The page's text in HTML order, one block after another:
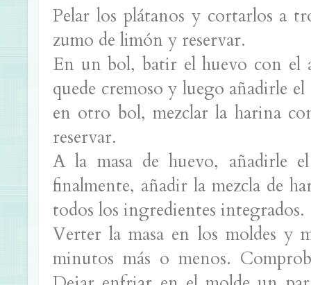
Pelar los plátanos y cortarlos a
zumo de limón y reservar.
En un bol, batir el huevo con el
quede cremoso y luego añadirle
en otro bol, mezclar la harina
reservar.
A la masa de huevo, añadirle
finalmente, añadir la mezcla de
todos los ingredientes integrados.
Verter la masa en los moldes y
minutos más o menos.